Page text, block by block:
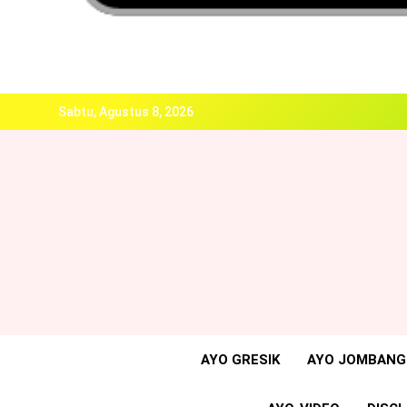
Sabtu, Agustus 8, 2026
AYO GRESIK AYO JOMBANG